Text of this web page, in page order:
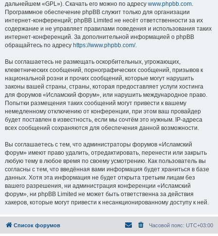
дальнейшем «GPL»). Скачать его можно по адресу www.phpbb.com.
Программное обеспечение phpBB служит только для организации
интернет-конференций; phpBB Limited не несёт ответственности за их
содержание и не управляет правилами поведения и использования таких
интернет-конференций. За дополнительной информацией о phpBB
обращайтесь по адресу https://www.phpbb.com/.
Вы соглашаетесь не размещать оскорбительных, угрожающих,
клеветнических сообщений, порнографических сообщений, призывов к
национальной розни и прочих сообщений, которые могут нарушить
законы вашей страны, страны, которая предоставляет услуги хостинга
для форумов «Исламский форум», или нарушить международное право.
Попытки размещения таких сообщений могут привести к вашему
немедленному отключению от конференции, при этом ваш провайдер
будет поставлен в известность, если мы сочтём это нужным. IP-адреса
всех сообщений сохраняются для обеспечения данной возможности.
Вы соглашаетесь с тем, что администраторы форумов «Исламский
форум» имеют право удалить, отредактировать, перенести или закрыть
любую тему в любое время по своему усмотрению. Как пользователь вы
согласны с тем, что введённая вами информация будет храниться в базе
данных. Хотя эта информация не будет открыта третьим лицам без
вашего разрешения, ни администрация конференции «Исламский
форум», ни phpBB Limited не может быть ответственна за действия
хакеров, которые могут привести к несанкционированному доступу к ней.
Список форумов Часовой пояс: UTC+03:00